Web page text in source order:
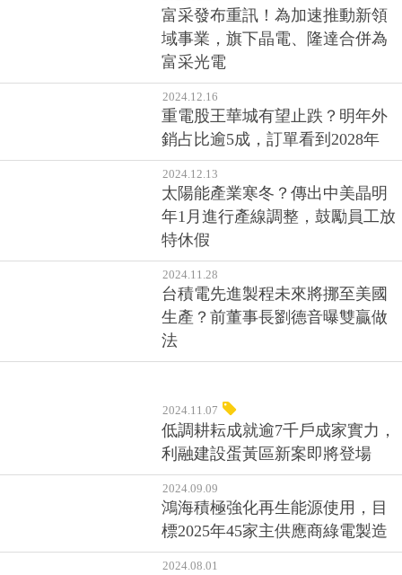
富采發布重訊！為加速推動新領
域事業，旗下晶電、隆達合併為
富采光電
2024.12.16
重電股王華城有望止跌？明年外
銷占比逾5成，訂單看到2028年
2024.12.13
太陽能產業寒冬？傳出中美晶明
年1月進行產線調整，鼓勵員工放
特休假
2024.11.28
台積電先進製程未來將挪至美國
生產？前董事長劉德音曝雙贏做
法
2024.11.07
低調耕耘成就逾7千戶成家實力，
利融建設蛋黃區新案即將登場
2024.09.09
鴻海積極強化再生能源使用，目
標2025年45家主供應商綠電製造
2024.08.01